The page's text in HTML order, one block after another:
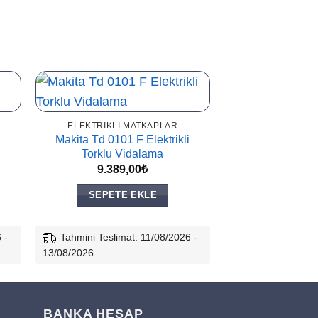
-
ELEKTRIKLI MATKAPLAR
Makita Td 0101 F Elektrikli
Torklu Vidalama
9.389,00₺
SEPETE EKLE
Tahmini Teslimat: 11/08/2026 -
13/08/2026
BANKA HESAP